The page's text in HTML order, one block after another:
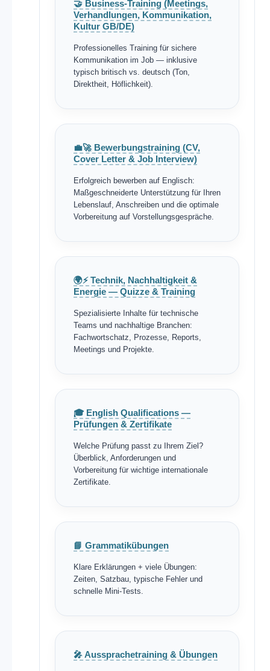
🤝 Business-Training (Meetings,
Verhandlungen, Kommunikation,
Kultur GB/DE)
Professionelles Training für sichere
Kommunikation im Job — inklusive
typisch britisch vs. deutsch (Ton,
Direktheit, Höflichkeit).
💼🚀 Bewerbungstraining (CV,
Cover Letter & Job Interview)
Erfolgreich bewerben auf Englisch:
Maßgeschneiderte Unterstützung für Ihren
Lebenslauf, Anschreiben und die optimale
Vorbereitung auf Vorstellungsgespräche.
🌍⚡ Technik, Nachhaltigkeit &
Energie — Quizze & Training
Spezialisierte Inhalte für technische
Teams und nachhaltige Branchen:
Fachwortschatz, Prozesse, Reports,
Meetings und Projekte.
🎓 English Qualifications —
Prüfungen & Zertifikate
Welche Prüfung passt zu Ihrem Ziel?
Überblick, Anforderungen und
Vorbereitung für wichtige internationale
Zertifikate.
📘 Grammatikübungen
Klare Erklärungen + viele Übungen:
Zeiten, Satzbau, typische Fehler und
schnelle Mini-Tests.
🎤 Aussprachetraining & Übungen